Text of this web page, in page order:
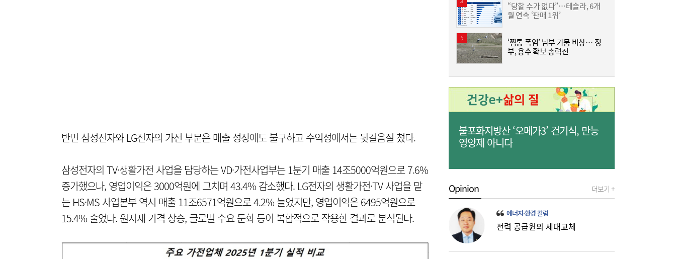
반면 삼성전자와 LG전자의 가전 부문은 매출 성장에도 불구하고 수익성에서는 뒷걸음질 쳤다.
삼성전자의 TV·생활가전 사업을 담당하는 VD·가전사업부는 1분기 매출 14조5000억원으로 7.6%
증가했으나, 영업이익은 3000억원에 그치며 43.4% 감소했다. LG전자의 생활가전·TV 사업을 맡
는 HS·MS 사업본부 역시 매출 11조6571억원으로 4.2% 늘었지만, 영업이익은 6495억원으로
15.4% 줄었다. 원자재 가격 상승, 글로벌 수요 둔화 등이 복합적으로 작용한 결과로 분석된다.
10:52
“10년 회장 막겠다더니”...말만 무성한 금융
지배구조 개편
“당할 수가 없다”…테슬라, 6개
월 연속 ‘판매 1위’
‘찜통 폭염’ 남부 가뭄 비상… 정
부, 용수 확보 총력전
불포화지방산 ‘오메가3’ 건기식, 만능
영양제 아니다
Opinion 더보기 +
에너지·환경 칼럼
전력 공급원의 세대교체